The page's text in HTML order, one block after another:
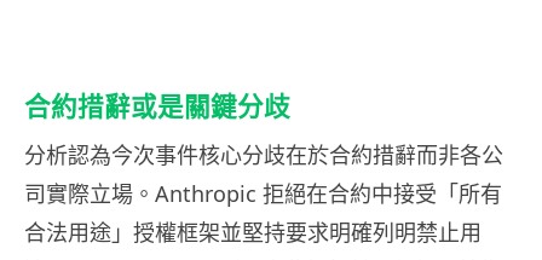
合約措辭或是關鍵分歧
分析認為今次事件核心分歧在於合約措辭而非各公
司實際立場。Anthropic 拒絕在合約中接受「所有
合法用途」授權框架並堅持要求明確列明禁止用